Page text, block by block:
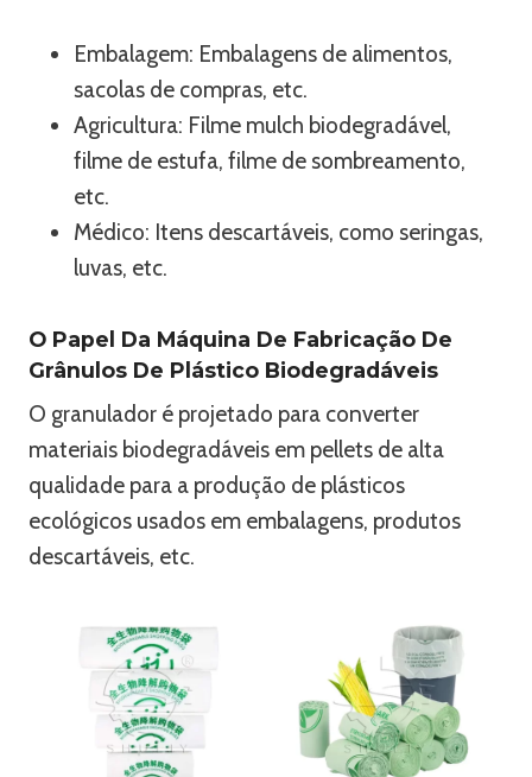
Embalagem: Embalagens de alimentos,
sacolas de compras, etc.
Agricultura: Filme mulch biodegradável,
filme de estufa, filme de sombreamento,
etc.
Médico: Itens descartáveis, como seringas,
luvas, etc.
O Papel Da Máquina De Fabricação De
Grânulos De Plástico Biodegradáveis
O granulador é projetado para converter
materiais biodegradáveis ​​em pellets de alta
qualidade para a produção de plásticos
ecológicos usados ​​em embalagens, produtos
descartáveis, etc.